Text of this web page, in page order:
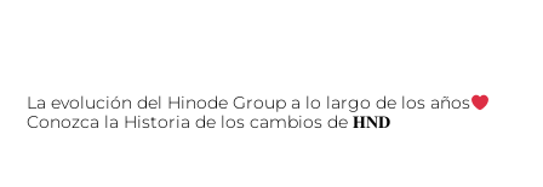
La evolución del Hinode Group a lo largo de los años
Conozca la Historia de los cambios de 𝐇𝐍𝐃